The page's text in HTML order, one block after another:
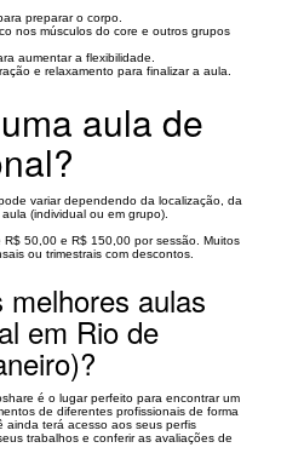
preparar o corpo.
nos músculos do core e outros grupos
aumentar a flexibilidade.
e relaxamento para finalizar a aula.
aula de
variar dependendo da localização, da
(individual ou em grupo).
50,00 e R$ 150,00 por sessão. Muitos
ou trimestrais com descontos.
aulas
em Rio de
é o lugar perfeito para encontrar um
de diferentes profissionais de forma
ainda terá acesso aos seus perfis
trabalhos e conferir as avaliações de